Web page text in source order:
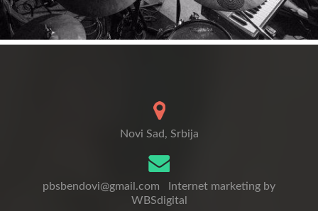
Novi Sad, Srbija
pbsbendovi@gmail.com
Internet marketing by
WBSdigital